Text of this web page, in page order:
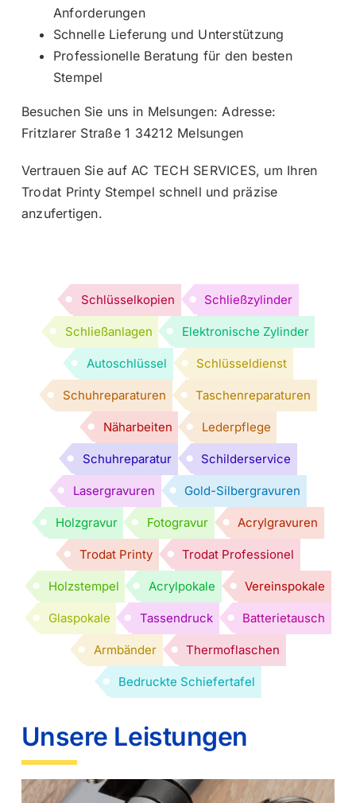
Anforderungen
Schnelle Lieferung und Unterstützung
Professionelle Beratung für den besten
Stempel
Besuchen Sie uns in Melsungen: Adresse:
Fritzlarer Straße 1 34212 Melsungen
Vertrauen Sie auf AC TECH SERVICES, um Ihren
Trodat Printy Stempel schnell und präzise
anzufertigen.
Schlüsselkopien Schließzylinder
Schließanlagen Elektronische Zylinder
Autoschlüssel Schlüsseldienst
Schuhreparaturen Taschenreparaturen
Näharbeiten Lederpflege
Schuhreparatur Schilderservice
Lasergravuren Gold-Silbergravuren
Holzgravur Fotogravur Acrylgravuren
Trodat Printy Trodat Professionel
Holzstempel Acrylpokale Vereinspokale
Glaspokale Tassendruck Batterietausch
Armbänder Thermoflaschen
Bedruckte Schiefertafel
Unsere Leistungen